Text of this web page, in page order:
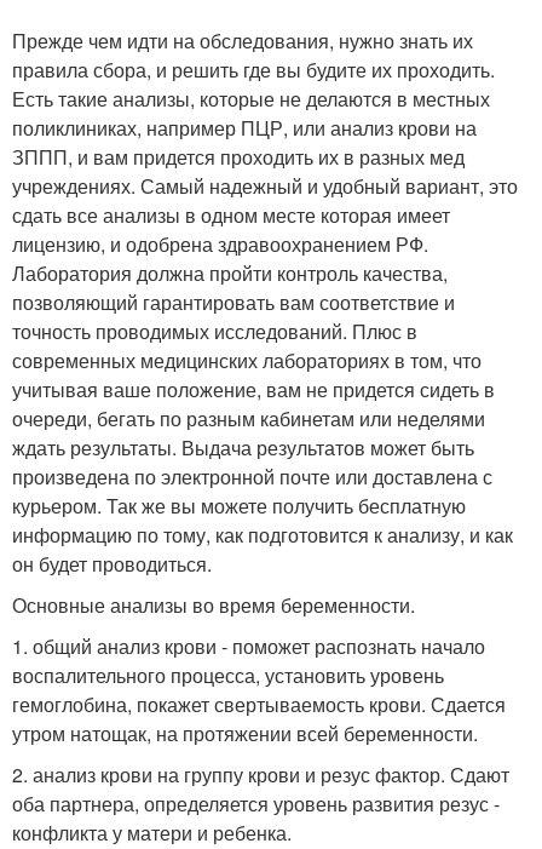
Прежде чем идти на обследования, нужно знать их
правила сбора, и решить где вы будите их проходить.
Есть такие анализы, которые не делаются в местных
поликлиниках, например ПЦР, или анализ крови на
ЗППП, и вам придется проходить их в разных мед
учреждениях. Самый надежный и удобный вариант, это
сдать все анализы в одном месте которая имеет
лицензию, и одобрена здравоохранением РФ.
Лаборатория должна пройти контроль качества,
позволяющий гарантировать вам соответствие и
точность проводимых исследований. Плюс в
современных медицинских лабораториях в том, что
учитывая ваше положение, вам не придется сидеть в
очереди, бегать по разным кабинетам или неделями
ждать результаты. Выдача результатов может быть
произведена по электронной почте или доставлена с
курьером. Так же вы можете получить бесплатную
информацию по тому, как подготовится к анализу, и как
он будет проводиться.
Основные анализы во время беременности.
1. общий анализ крови - поможет распознать начало
воспалительного процесса, установить уровень
гемоглобина, покажет свертываемость крови. Сдается
утром натощак, на протяжении всей беременности.
2. анализ крови на группу крови и резус фактор. Сдают
оба партнера, определяется уровень развития резус -
конфликта у матери и ребенка.